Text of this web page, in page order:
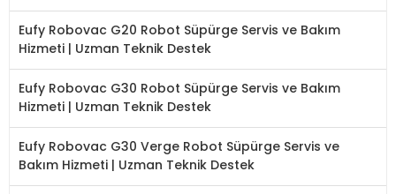
Eufy Robovac G20 Robot Süpürge Servis ve Bakım
Hizmeti | Uzman Teknik Destek
Eufy Robovac G30 Robot Süpürge Servis ve Bakım
Hizmeti | Uzman Teknik Destek
Eufy Robovac G30 Verge Robot Süpürge Servis ve
Bakım Hizmeti | Uzman Teknik Destek